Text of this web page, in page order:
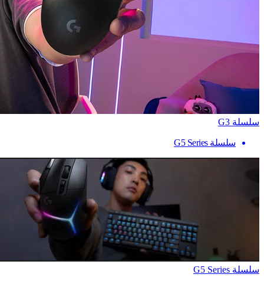
سلسلة G3
سلسلة G5 Series
سلسلة G5 Series